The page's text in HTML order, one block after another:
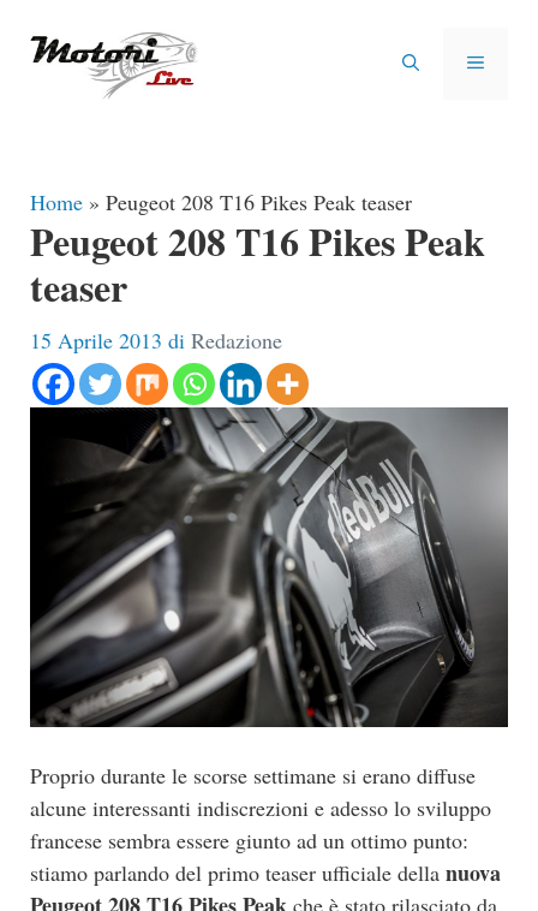
MENU
Home » Peugeot 208 T16 Pikes Peak teaser
Peugeot 208 T16 Pikes Peak
teaser
15 Aprile 2013 di Redazione
Proprio durante le scorse settimane si erano diffuse
alcune interessanti indiscrezioni e adesso lo sviluppo
francese sembra essere giunto ad un ottimo punto:
stiamo parlando del primo teaser ufficiale della nuova
Peugeot 208 T16 Pikes Peak che è stato rilasciato da